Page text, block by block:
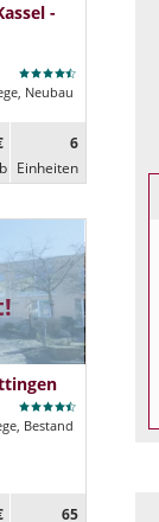
-
Neubau
6
Ein­heiten
Bestand
65